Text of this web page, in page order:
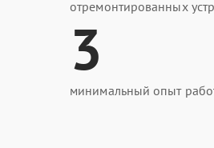
отремонтированных
3
минимальный опыт